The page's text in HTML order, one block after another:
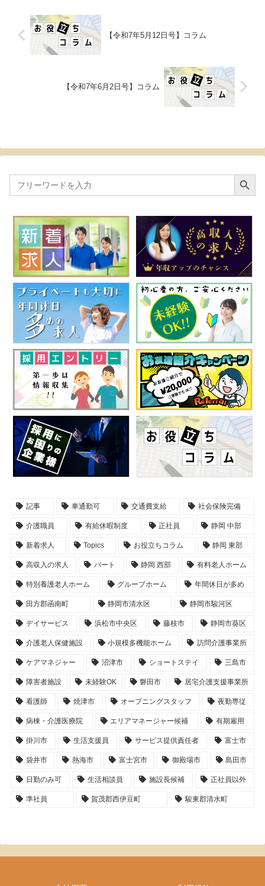
【令和7年5月12日号】コラム
【令和7年6月2日号】コラム
Search
for:
Search Button
記事 車通勤可 交通費支給 社会保険完備
介護職員 有給休暇制度 正社員 静岡 中部
新着求人 Topics お役立ちコラム 静岡 東部
高収入の求人 パート 静岡 西部 有料老人ホーム
特別養護老人ホーム グループホーム 年間休日が多め
田方郡函南町 静岡市清水区 静岡市駿河区
デイサービス 浜松市中央区 藤枝市 静岡市葵区
介護老人保健施設 小規模多機能ホーム 訪問介護事業所
ケアマネジャー 沼津市 ショートステイ 三島市
障害者施設 未経験OK 磐田市 居宅介護支援事業所
看護師 焼津市 オープニングスタッフ 夜勤専従
病棟・介護医療院 エリアマネージャー候補 有期雇用
掛川市 生活支援員 サービス提供責任者 富士市
袋井市 熱海市 富士宮市 御殿場市 島田市
日勤のみ可 生活相談員 施設長候補 正社員以外
準社員 賀茂郡西伊豆町 駿東郡清水町